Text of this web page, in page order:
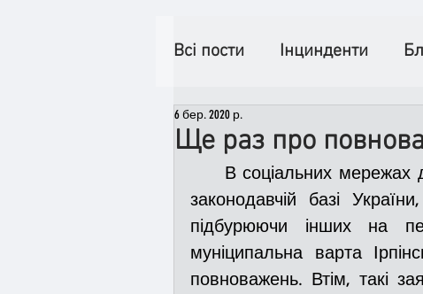
Всі пости Інцинденти
День народження
Спільні заходи
Медицина Новини
Ще раз про
6 бер. 2020 р.
законодавчій базі
підбурюючи інших на
муніципальна варта
повноважень. Втім, такі